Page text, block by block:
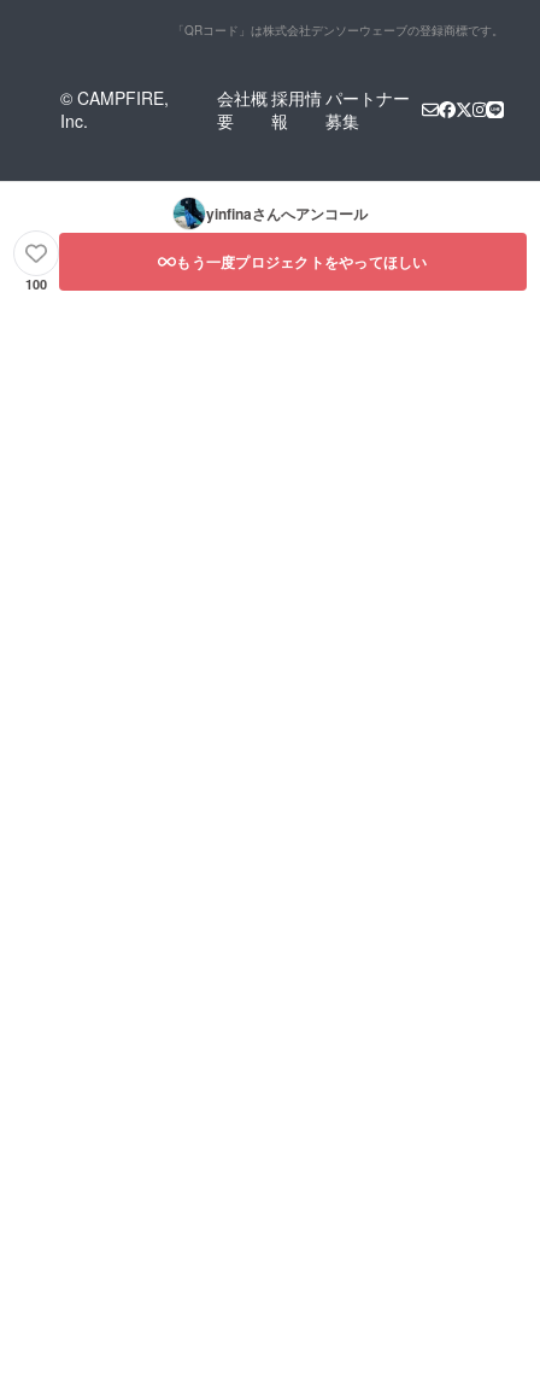
「QRコード」は株式会社デンソーウェーブの登録商標です。
© CAMPFIRE,
Inc.
会社概
要
採用情
報
パートナー
募集
yinfinaさんへアンコール
100
もう一度プロジェクトをやってほしい